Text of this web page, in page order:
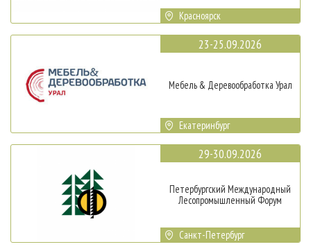
Красноярск
23-25.09.2026
Мебель & Деревообработка Урал
Екатеринбург
29-30.09.2026
Петербургский Международный
Лесопромышленный Форум
Санкт-Петербург